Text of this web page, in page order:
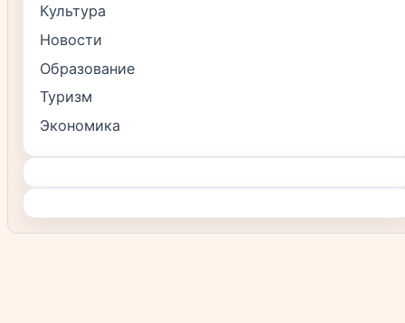
Культура
Новости
Образование
Туризм
Экономика